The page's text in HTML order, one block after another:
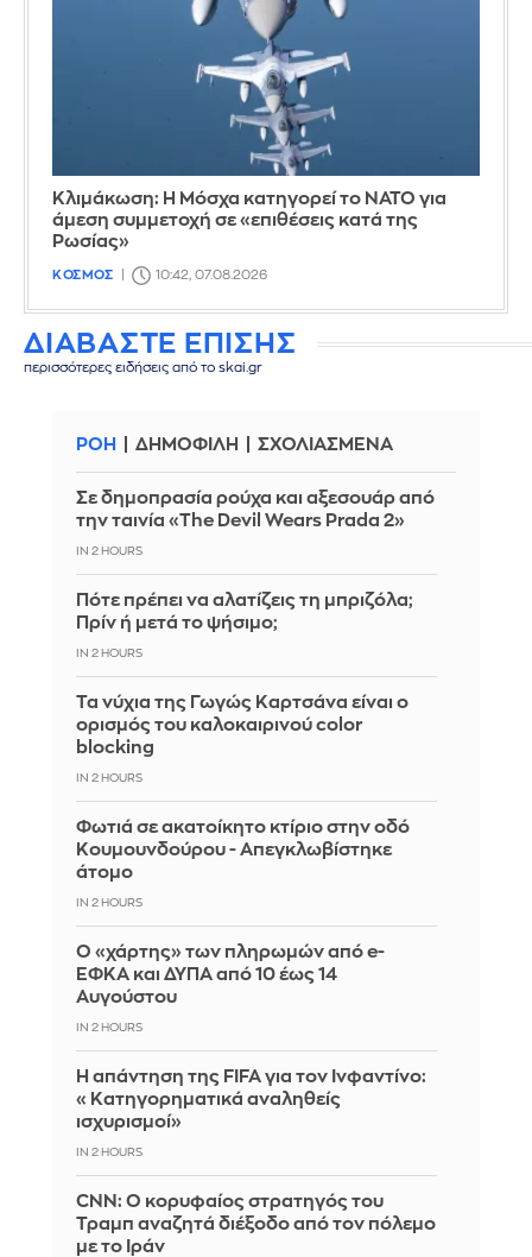
Κλιμάκωση: Η Μόσχα κατηγορεί το ΝΑΤΟ για
άμεση συμμετοχή σε «επιθέσεις κατά της
Ρωσίας»
ΚΟΣΜΟΣ 10:42, 07.08.2026
ΔΙΑΒΑΣΤΕ ΕΠΙΣΗΣ
περισσότερες ειδήσεις από το skai.gr
ΡΟΗ ΔΗΜΟΦΙΛΗ ΣΧΟΛΙΑΣΜΕΝΑ
Σε δημοπρασία ρούχα και αξεσουάρ από
την ταινία «The Devil Wears Prada 2»
IN 2 HOURS
Πότε πρέπει να αλατίζεις τη μπριζόλα;
Πρίν ή μετά το ψήσιμο;
IN 2 HOURS
Τα νύχια της Γωγώς Καρτσάνα είναι ο
ορισμός του καλοκαιρινού color
blocking
IN 2 HOURS
Φωτιά σε ακατοίκητο κτίριο στην οδό
Κουμουνδούρου - Απεγκλωβίστηκε
άτομο
IN 2 HOURS
Ο «χάρτης» των πληρωμών από e-
ΕΦΚΑ και ΔΥΠΑ από 10 έως 14
Αυγούστου
IN 2 HOURS
Η απάντηση της FIFA για τον Ινφαντίνο:
«Κατηγορηματικά αναληθείς
ισχυρισμοί»
IN 2 HOURS
CNN: Ο κορυφαίος στρατηγός του
Τραμπ αναζητά διέξοδο από τον πόλεμο
με το Ιράν